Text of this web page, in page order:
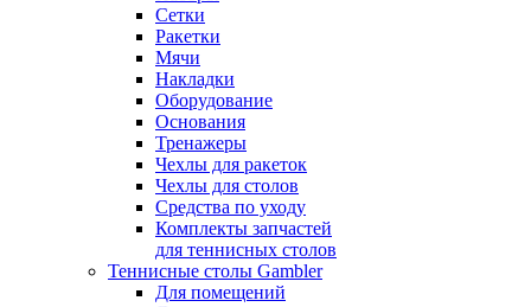
Сетки
Ракетки
Мячи
Накладки
Оборудование
Основания
Тренажеры
Чехлы для ракеток
Чехлы для столов
Средства по уходу
Комплекты запчастей
для теннисных столов
Теннисные столы Gambler
Для помещений